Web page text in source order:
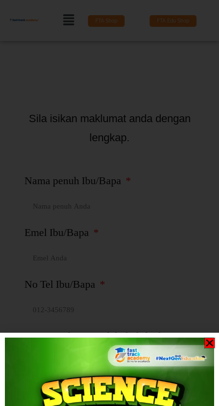
FTA Shop FTA Edu Shop
Sila isikan maklumat anda dengan
lengkap.
Nama penuh Ibu/Bapa
Emel Ibu/Bapa
No Tel Ibu/Bapa
Nama anak yang telah di daftarkan
dengan kelas Fast Track Academy